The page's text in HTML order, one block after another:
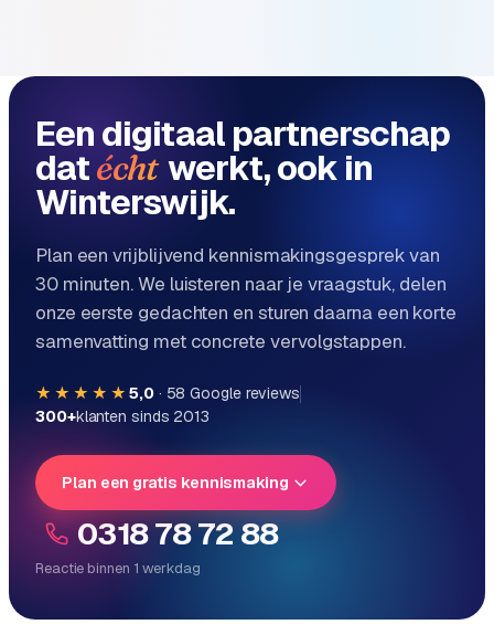
t
i
l
m
u
t
i
s
t
e
Een digitaal partnerschap
datécht werkt, ook in
Winterswijk.
Plan een vrijblijvend kennismakingsgesprek van
30 minuten. We luisteren naar je vraagstuk, delen
onze eerste gedachten en sturen daarna een korte
samenvatting met concrete vervolgstappen.
★★★★★ 5,0· 58 Google reviews
300+klanten sinds 2013
Plan een gratis kennismaking
0318 78 72 88
Reactie binnen 1 werkdag
Direct persoonlijk contact, geen ticketsysteem